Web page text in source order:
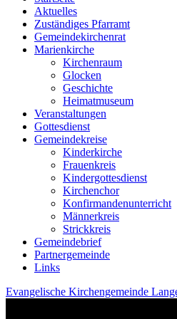
Aktuelles
Zuständiges Pfarramt
Gemeindekirchenrat
Marienkirche
Kirchenraum
Glocken
Geschichte
Heimatmuseum
Veranstaltungen
Gottesdienst
Gemeindekreise
Kinderkirche
Frauenkreis
Kindergottesdienst
Kirchenchor
Konfirmandenunterricht
Männerkreis
Strickkreis
Gemeindebrief
Partnergemeinde
Links
Evangelische Kirchengemeinde